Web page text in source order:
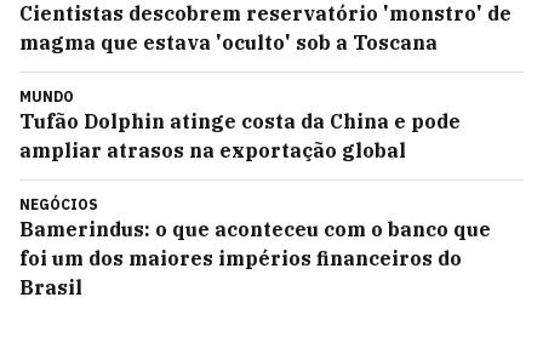
Cientistas descobrem reservatório 'monstro' de
magma que estava 'oculto' sob a Toscana
MUNDO
Tufão Dolphin atinge costa da China e pode
ampliar atrasos na exportação global
NEGÓCIOS
Bamerindus: o que aconteceu com o banco que
foi um dos maiores impérios financeiros do
Brasil